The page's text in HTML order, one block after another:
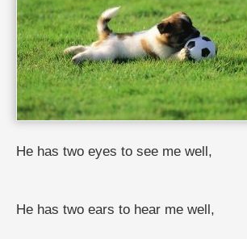
He has two eyes to see me well,
He has two ears to hear me well,